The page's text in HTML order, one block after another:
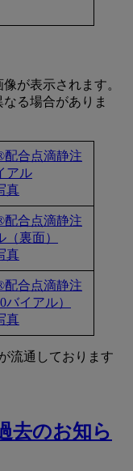
が表示されます。
る場合がありま
真
真
真
流通しております
去のお知ら